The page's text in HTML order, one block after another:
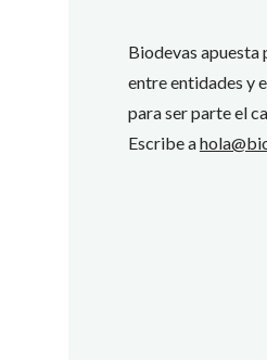
Biodevas
entre entidades y
para ser parte el
Escribe a